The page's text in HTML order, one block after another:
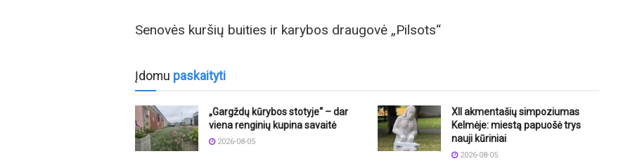
Senovės kuršių buities ir karybos draugovė „Pilsots“
Įdomu paskaityti
„Gargždų kūrybos stotyje“ – dar
viena renginių kupina savaitė
2026-08-05
XII akmentašių simpoziumas
Kelmėje: miestą papuošė trys
nauji kūriniai
2026-08-05